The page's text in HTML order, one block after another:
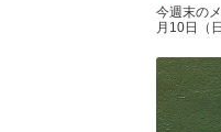
今週末の
月10日（